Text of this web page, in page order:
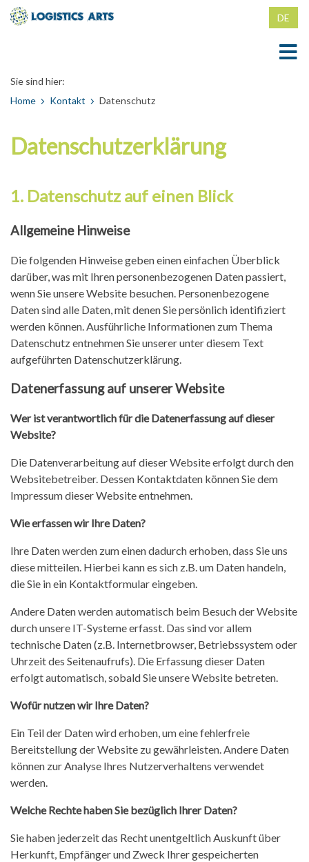
DE
Ortung
RFID-Klammer für Gitterboxen
RFID-IBC-Containerbefestigung
Fälschungssichere Produktverpackungen
Fälschungssichere Farben
Fälschungssichere Klammern, Nägel, Schrauben
Unternehmen
Mitgliedschaften
Impressum
Datenschutz
Sie sind hier:
Home
Kontakt Datenschutz
Datenschutzerklärung
1. Datenschutz auf einen Blick
Allgemeine Hinweise
Die folgenden Hinweise geben einen einfachen Überblick
darüber, was mit Ihren personenbezogenen Daten passiert,
wenn Sie unsere Website besuchen. Personenbezogene
Daten sind alle Daten, mit denen Sie persönlich identifiziert
werden können. Ausführliche Informationen zum Thema
Datenschutz entnehmen Sie unserer unter diesem Text
aufgeführten Datenschutzerklärung.
Datenerfassung auf unserer Website
Wer ist verantwortlich für die Datenerfassung auf dieser
Website?
Die Datenverarbeitung auf dieser Website erfolgt durch den
Websitebetreiber. Dessen Kontaktdaten können Sie dem
Impressum dieser Website entnehmen.
Wie erfassen wir Ihre Daten?
Ihre Daten werden zum einen dadurch erhoben, dass Sie uns
diese mitteilen. Hierbei kann es sich z.B. um Daten handeln,
die Sie in ein Kontaktformular eingeben.
Andere Daten werden automatisch beim Besuch der Website
durch unsere IT-Systeme erfasst. Das sind vor allem
technische Daten (z.B. Internetbrowser, Betriebssystem oder
Uhrzeit des Seitenaufrufs). Die Erfassung dieser Daten
erfolgt automatisch, sobald Sie unsere Website betreten.
Wofür nutzen wir Ihre Daten?
Ein Teil der Daten wird erhoben, um eine fehlerfreie
Bereitstellung der Website zu gewährleisten. Andere Daten
können zur Analyse Ihres Nutzerverhaltens verwendet
werden.
Welche Rechte haben Sie bezüglich Ihrer Daten?
Sie haben jederzeit das Recht unentgeltlich Auskunft über
Herkunft, Empfänger und Zweck Ihrer gespeicherten